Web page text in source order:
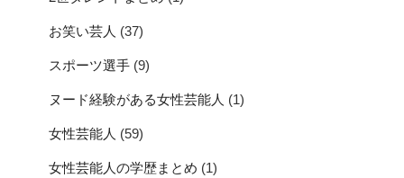
お笑い芸人 (37)
スポーツ選手 (9)
ヌード経験がある女性芸能人 (1)
女性芸能人 (59)
女性芸能人の学歴まとめ (1)